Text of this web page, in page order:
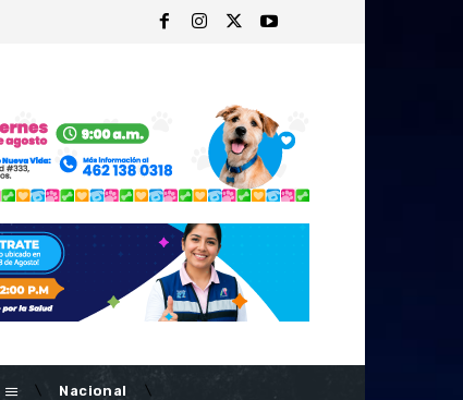
Nacional